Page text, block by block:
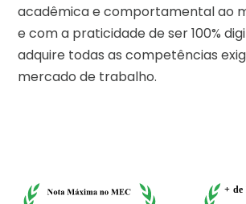
acadêmica e comportamental ao
e com a praticidade de ser 100%
adquire todas as competências
mercado de trabalho.